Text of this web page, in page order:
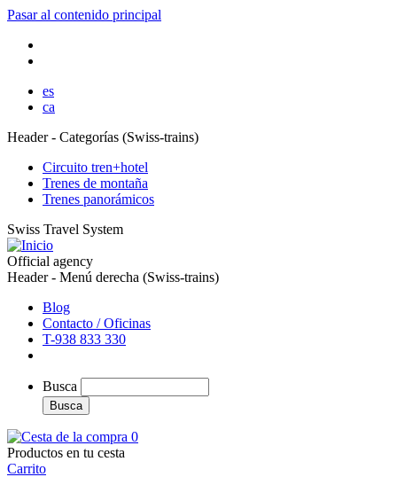
Pasar al contenido principal
es
ca
Header - Categorías (Swiss-trains)
Circuito tren+hotel
Trenes de montaña
Trenes panorámicos
Swiss Travel System
Official agency
Header - Menú derecha (Swiss-trains)
Blog
Contacto / Oficinas
T-938 833 330
Busca
Busca
0
Productos en tu cesta
Carrito